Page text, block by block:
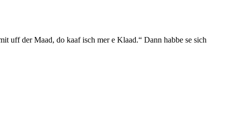
uff der Maad, do kaaf isch mer e Klaad.“ Dann habbe se sich